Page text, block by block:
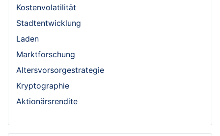
Kostenvolatilität
Stadtentwicklung
Laden
Marktforschung
Altersvorsorgestrategie
Kryptographie
Aktionärsrendite